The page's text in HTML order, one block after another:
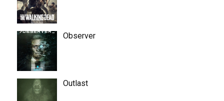
Observer
Outlast